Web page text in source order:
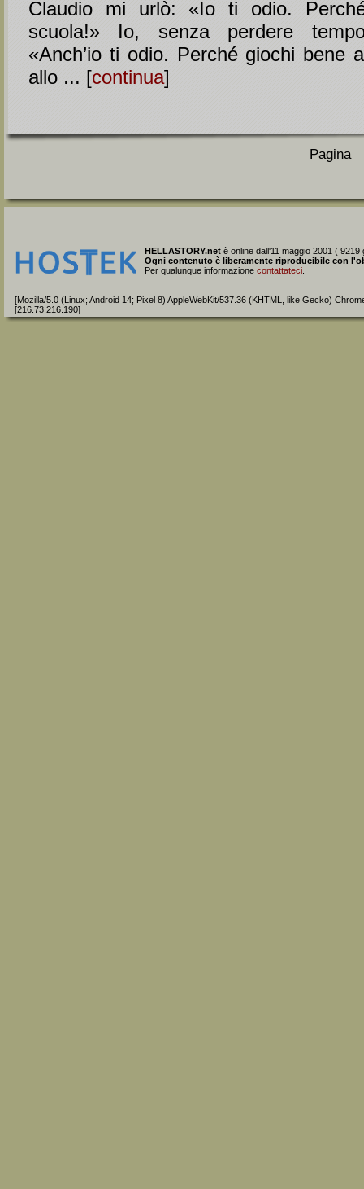
Claudio mi urlò: «Io ti odio.
scuola!» Io, senza perdere
«Anch’io ti odio. Perché giochi bene
allo ... [continua]
Pagina
HELLASTORY.net è online dall'11 maggio 2001 ( 9219
Ogni contenuto è liberamente riproducibile con
Per qualunque informazione contattateci
[Mozilla/5.0 (Linux; Android 14; Pixel 8) AppleWebKit/537.36 (KHTML, like Gecko)
[216.73.216.190]